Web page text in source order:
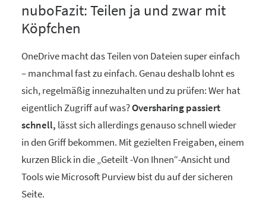
nuboFazit: Teilen ja und zwar mit
Köpfchen
OneDrive macht das Teilen von Dateien super einfach
– manchmal fast zu einfach. Genau deshalb lohnt es
sich, regelmäßig innezuhalten und zu prüfen: Wer hat
eigentlich Zugriff auf was?Oversharing passiert
schnell, lässt sich allerdings genauso schnell wieder
in den Griff bekommen. Mit gezielten Freigaben, einem
kurzen Blick in die „Geteilt -Von Ihnen“-Ansicht und
Tools wie Microsoft Purview bist du auf der sicheren
Seite.